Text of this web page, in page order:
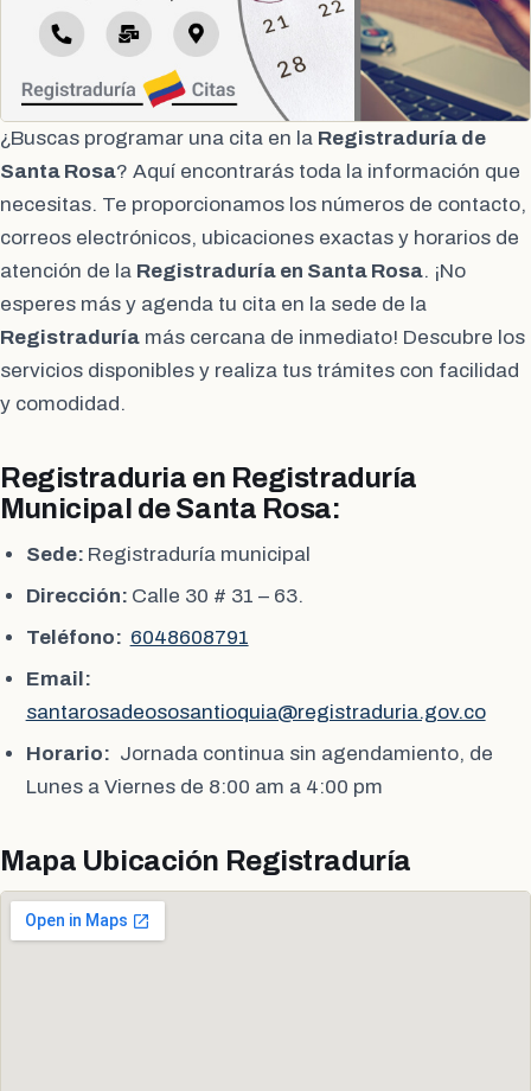
¿Buscas programar una cita en la Registraduría de
Santa Rosa? Aquí encontrarás toda la información que
necesitas. Te proporcionamos los números de contacto,
correos electrónicos, ubicaciones exactas y horarios de
atención de la Registraduría en Santa Rosa. ¡No
esperes más y agenda tu cita en la sede de la
Registraduría más cercana de inmediato! Descubre los
servicios disponibles y realiza tus trámites con facilidad
y comodidad.
Registraduria en Registraduría
Municipal de Santa Rosa:
Sede: Registraduría municipal
Dirección: Calle 30 # 31 – 63.
Teléfono: 6048608791
Email:
santarosadeososantioquia@registraduria.gov.co
Horario: Jornada continua sin agendamiento, de
Lunes a Viernes de 8:00 am a 4:00 pm
Mapa Ubicación Registraduría